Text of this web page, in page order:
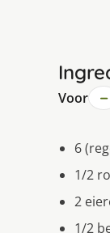
Voor −
6
1/2
2
1/2